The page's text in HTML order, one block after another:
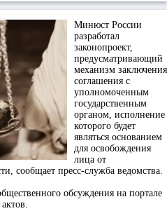
Минюст России
разработал
законопроект,
предусматривающий
механизм заключения
соглашения с
уполномоченным
государственным
органом, исполнение
которого будет
являться основанием
для освобождения
лица от
сообщает пресс-служба ведомства.
обсуждения на портале